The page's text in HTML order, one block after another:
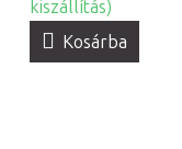
kiszállítás)
Kosárba